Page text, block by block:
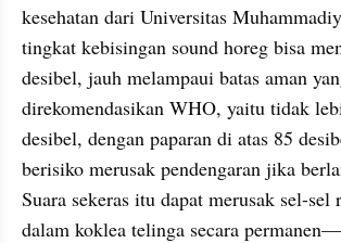
kesehatan dari Universitas
tingkat kebisingan sound horeg bisa
desibel, jauh melampaui batas aman
direkomendasikan WHO, yaitu tidak
desibel, dengan paparan di atas 85
berisiko merusak pendengaran jika
Suara sekeras itu dapat merusak sel-
dalam koklea telinga secara